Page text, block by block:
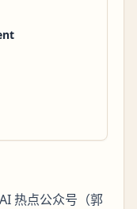
热点公众号（郭